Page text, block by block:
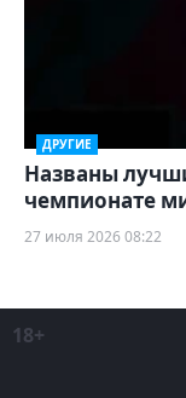
ДРУГИЕ
Названы
чемпионате
27 июля 2026 08:22
18+